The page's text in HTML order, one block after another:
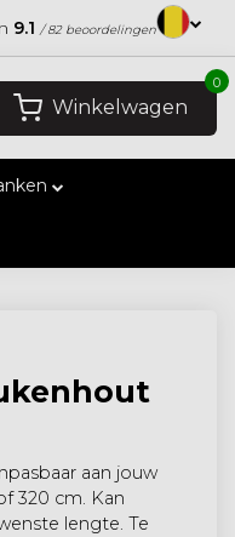
9.1 / 82 beoordelingen
Winkelwagen
0
aan jouw
320 cm. Kan
lengte. Te